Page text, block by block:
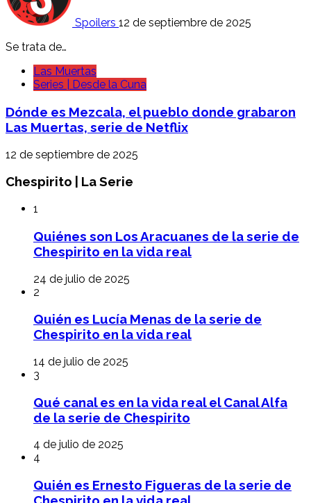
Spoilers 12 de septiembre de 2025
Se trata de…
Las Muertas
Series | Desde la Cuna
Dónde es Mezcala, el pueblo donde grabaron
Las Muertas, serie de Netflix
12 de septiembre de 2025
Chespirito | La Serie
1
Quiénes son Los Aracuanes de la serie de
Chespirito en la vida real
24 de julio de 2025
2
Quién es Lucía Menas de la serie de
Chespirito en la vida real
14 de julio de 2025
3
Qué canal es en la vida real el Canal Alfa
de la serie de Chespirito
4 de julio de 2025
4
Quién es Ernesto Figueras de la serie de